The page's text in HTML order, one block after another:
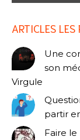
ARTICLES LES
Une
son
Virgule
partir
Faire le